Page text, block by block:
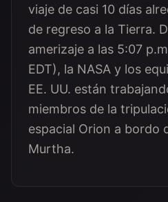
viaje de casi 10 días
de regreso a la Tierra.
amerizaje a las 5:07
EDT), la NASA y los
EE. UU. están
miembros de la
espacial Orion a bordo
Murtha.